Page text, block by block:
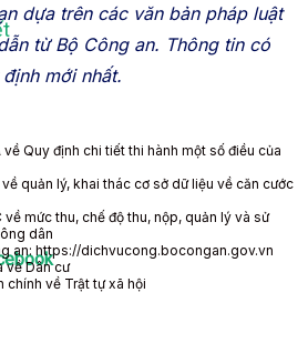
dựa trên các văn bản pháp luật
từ Bộ Công an. Thông tin có
mới nhất.
Quy định chi tiết thi hành một số điều của
quản lý, khai thác cơ sở dữ liệu về căn cước
mức thu, chế độ thu, nộp, quản lý và sử
dân
an: https://dichvucong.bocongan.gov.vn
về Dân cư
chính về Trật tự xã hội